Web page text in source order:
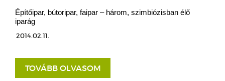
Építőipar, bútoripar, faipar – három, szimbiózisban élő
iparág
2014.02.11.
TOVÁBB OLVASOM